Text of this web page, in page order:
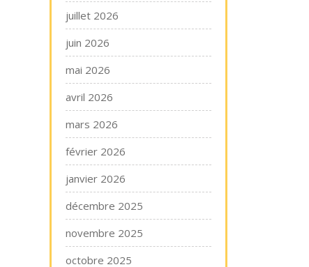
juillet 2026
juin 2026
mai 2026
avril 2026
mars 2026
février 2026
janvier 2026
décembre 2025
novembre 2025
octobre 2025